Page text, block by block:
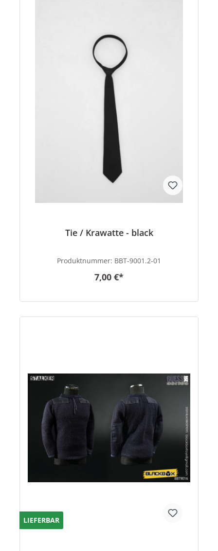
Tie / Krawatte - black
Produktnummer: BBT-9001.2-01
7,00 €*
LIEFERBAR